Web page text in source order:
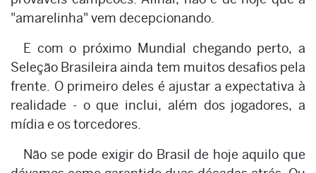
"amarelinha" vem decepcionando.
E com o próximo Mundial chegando perto, a
Seleção Brasileira ainda tem muitos desafios pela
frente. O primeiro deles é ajustar a expectativa à
realidade - o que inclui, além dos jogadores, a
mídia e os torcedores.
Não se pode exigir do Brasil de hoje aquilo que